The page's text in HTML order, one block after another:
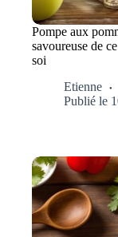
Pompe aux
savoureuse de
soi
Etienne
Publié le